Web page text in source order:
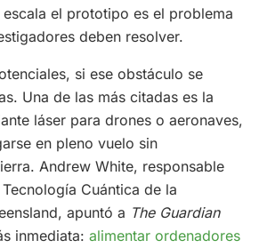
el prototipo es el problema
deben resolver.
si ese obstáculo se
Una de las más citadas es la
láser para drones o aeronaves,
en pleno vuelo sin
Andrew White, responsable
Cuántica de la
apuntó a The Guardian
inmediata: alimentar ordenadores